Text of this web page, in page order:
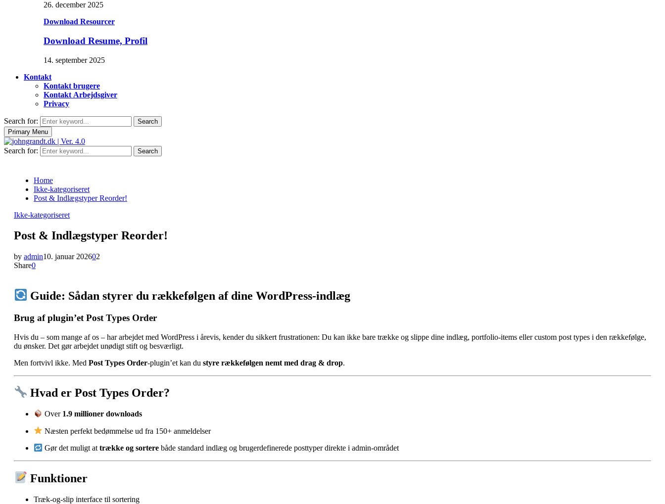
26. december 2025
Download Resourcer
Download Resume, Profil
14. september 2025
Kontakt
Kontakt brugere
Kontakt Arbejdsgiver
Privacy
Search for:
Search
Primary Menu
Search for: Search
Home
Ikke-kategoriseret
Post & Indlægstyper Reorder!
Ikke-kategoriseret
Post & Indlægstyper Reorder!
by admin10. januar 202602
Share0
Guide: Sådan styrer du rækkefølgen af dine WordPress-indlæg
Brug af plugin’et Post Types Order
Hvis du – som mange af os – har arbejdet med WordPress i årevis, kender du sikkert frustrationen: Du kan ikke bare trække og slippe dine indlæg, portfolio-items eller custom post types i den rækkefølge,
du ønsker. Det gør arbejdet unødigt stift og besværligt.
Men fortvivl ikke. Med Post Types Order-plugin’et kan du styre rækkefølgen nemt med drag & drop.
Hvad er Post Types Order?
Over 1.9 millioner downloads
Næsten perfekt bedømmelse ud fra 150+ anmeldelser
Gør det muligt attrække og sortere både standard indlæg og brugerdefinerede posttyper direkte i admin-området
Funktioner
Træk-og-slip interface til sortering